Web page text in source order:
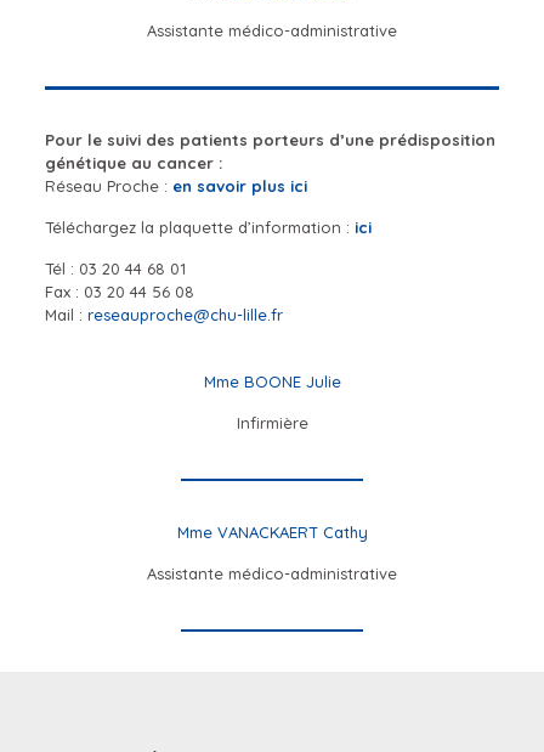
Assistante médico-administrative
Pour le suivi des patients porteurs d’une prédisposition
génétique au cancer :
Réseau Proche : en savoir plus ici
Téléchargez la plaquette d’information : ici
Tél : 03 20 44 68 01
Fax : 03 20 44 56 08
Mail : reseauproche@chu-lille.fr
Mme BOONE Julie
Infirmière
Mme VANACKAERT Cathy
Assistante médico-administrative